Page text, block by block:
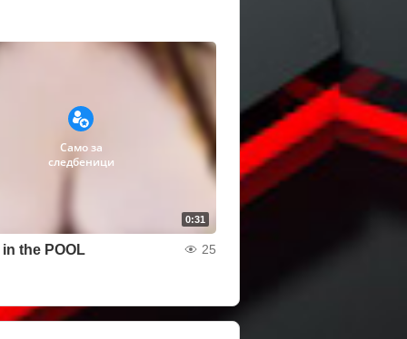
0:31
Само за
следбеници
the POOL 25